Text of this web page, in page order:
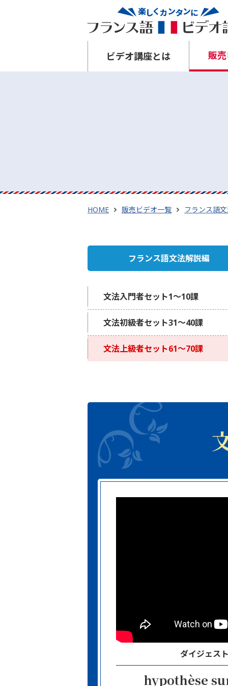
ビデオ講座とは 販
HOME 販売ビデオ一覧 フランス語
フランス語文法解説編
文法入門者セット1〜10課
文法初級者セット31〜40課
文法上級者セット61〜70課
ダイジェス
hypothèse